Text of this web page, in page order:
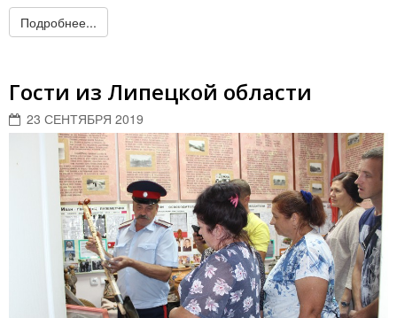
Подробнее...
Гости из Липецкой области
23 СЕНТЯБРЯ 2019